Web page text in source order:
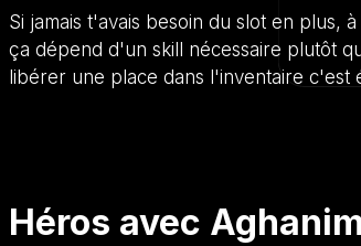
Si jamais t'avais besoin du slot en plus,
ça dépend d'un skill nécessaire plutôt
libérer une place dans l'inventaire c'est
Héros avec